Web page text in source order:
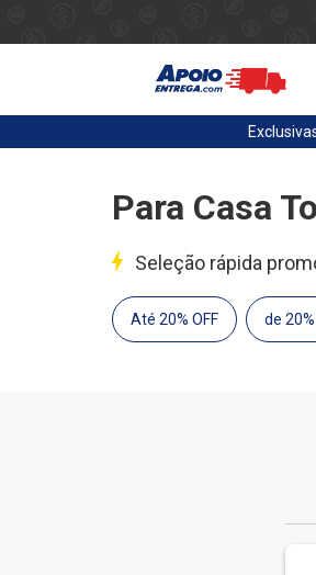
Para Casa
Seleção rápida
Até 20% OFF de